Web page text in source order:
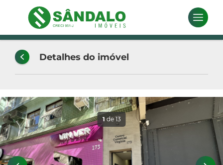
Detalhes do imóvel
1 de 13